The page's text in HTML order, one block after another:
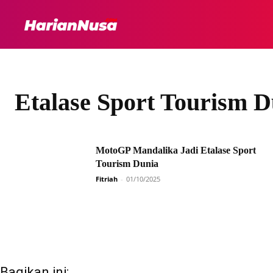
Etalase Sport Tourism
MotoGP Mandalika Jadi Etalase Sport
Tourism Dunia
Fitriah - 01/10/2025